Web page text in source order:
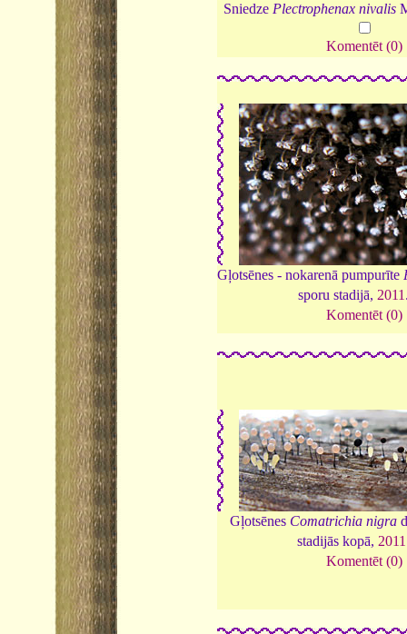
Sniedze Plectrophenax nivalis
Komentēt (0)
Gļotsēnes - nokarenā pumpurīte
sporu stadijā, 2011
Komentēt (0)
Gļotsēnes Comatrichia nigra
stadijās kopā, 2011
Komentēt (0)